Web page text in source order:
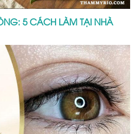
5 CÁCH LÀM TẠI NHÀ